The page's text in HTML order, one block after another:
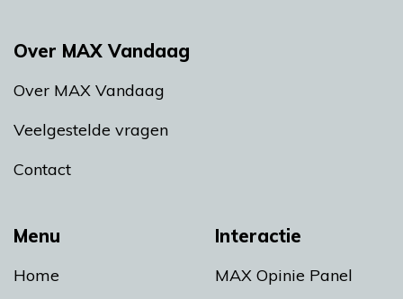
Menu
Home
Interactie
MAX Opinie Panel
Over MAX Vandaag
Over MAX Vandaag
Veelgestelde vragen
Contact